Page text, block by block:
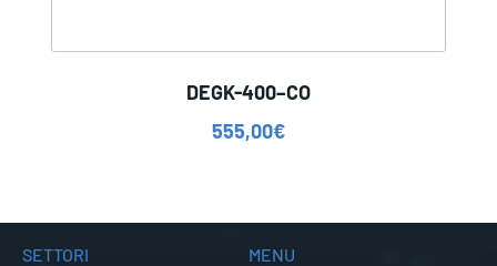
DEGK-400–CO
555,00€
SETTORI MENU